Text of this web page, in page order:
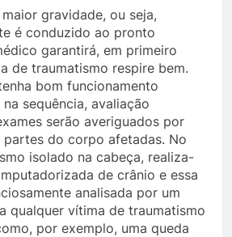
gravidade, ou seja,
é conduzido ao pronto
garantirá, em primeiro
de traumatismo respire bem.
bom funcionamento
sequência, avaliação
serão averiguados por
partes do corpo afetadas. No
isolado na cabeça, realiza-
de crânio e essa
analisada por um
qualquer vítima de traumatismo
por exemplo, uma queda